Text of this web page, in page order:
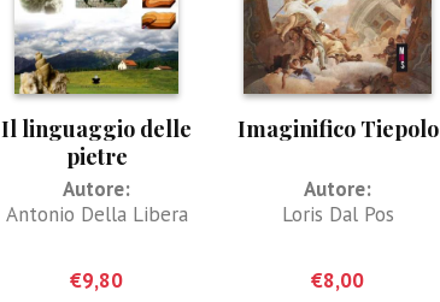
Il linguaggio delle
pietre
Autore:
Antonio Della Libera
€9,80
Imaginifico Tiepolo
Autore:
Loris Dal Pos
€8,00